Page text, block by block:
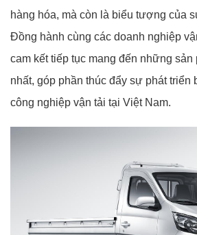
hàng hóa, mà còn là biểu tượng của
Đồng hành cùng các doanh nghiệp
cam kết tiếp tục mang đến những sản
nhất, góp phần thúc đẩy sự phát triển
công nghiệp vận tải tại Việt Nam.